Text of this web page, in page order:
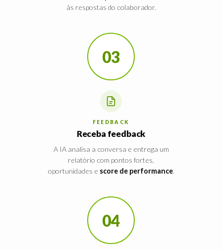
às respostas do colaborador.
03
FEEDBACK
Receba feedback
A IA analisa a conversa e entrega um
relatório com pontos fortes,
oportunidades e score de performance.
04